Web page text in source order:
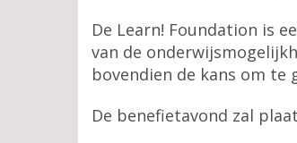
De Learn! Foundation is
van de
bovendien de kans om te
De benefietavond zal